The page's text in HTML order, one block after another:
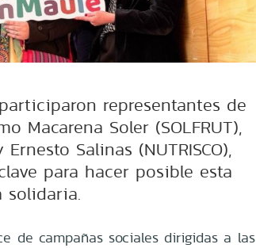
representantes de
Macarena Soler (SOLFRUT),
Salinas (NUTRISCO),
para hacer posible esta
solidaria.
de campañas sociales dirigidas a las